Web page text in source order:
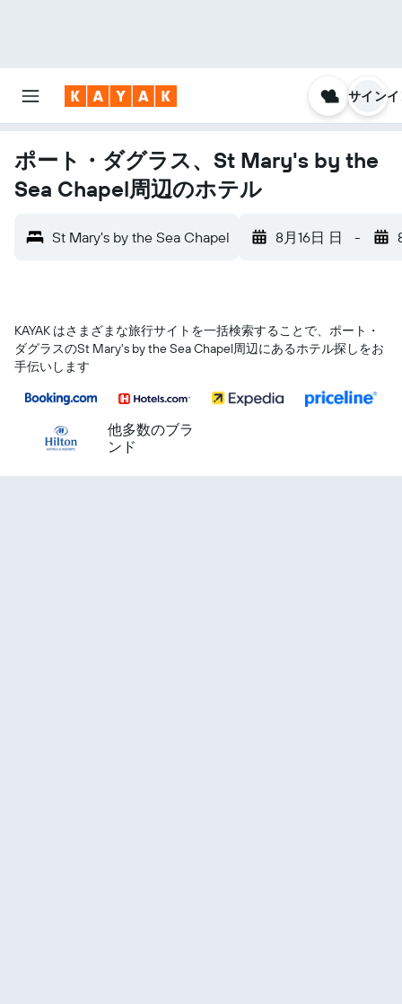
サイン
ポート・ダグラス、St Mary's by the
Sea Chapel周辺のホテル
St Mary's by the Sea Chapel 8月16日 日 -
KAYAK はさまざまな旅行サイトを一括検索することで、ポート・
ダグラス​のSt Mary's by the Sea Chapel​周辺にあるホテル探しをお
手伝いします
他多数のブラ
ンド